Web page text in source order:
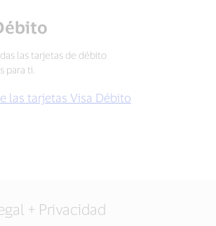
las tarjetas de débito
para ti.
las tarjetas Visa Débito
+ Privacidad